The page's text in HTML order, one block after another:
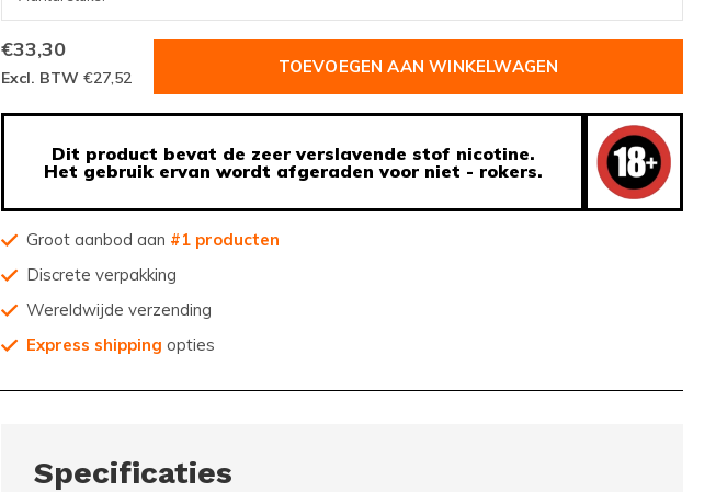
€33,30
Excl. BTW €27,52
TOEVOEGEN AAN WINKELWAGEN
Dit product bevat de zeer verslavende stof nicotine.
Het gebruik ervan wordt afgeraden voor niet - rokers.
Groot aanbod aan #1 producten
Discrete verpakking
Wereldwijde verzending
Express shipping opties
Specificaties